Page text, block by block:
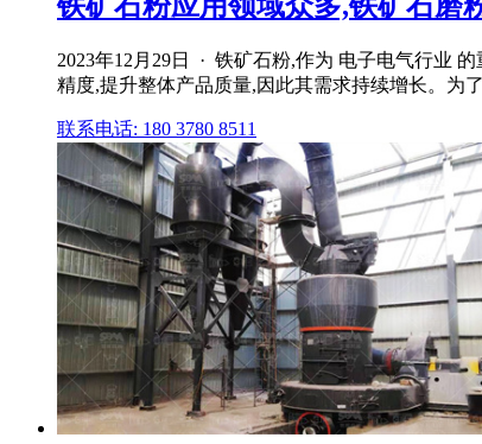
铁矿石粉应用领域众多,铁矿石磨
2023年12月29日 · 铁矿石粉,作为 电子电气行业
精度,提升整体产品质量,因此其需求持续增长。为
联系电话: 180 3780 8511